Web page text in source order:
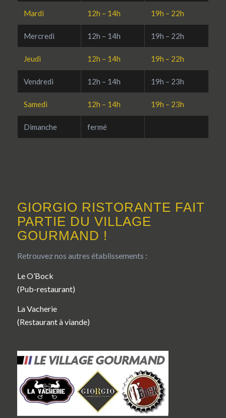
Mardi 12h – 14h 19h – 22h
Mercredi 12h – 14h 19h – 22h
Jeudi 12h – 14h 19h – 22h
Vendredi 12h – 14h 19h – 23h
Samedi 12h – 14h 19h – 23h
Dimanche fermé
GIORGIO RISTORANTE FAIT
PARTIE DU VILLAGE
GOURMAND !
Retrouvez nos autres établissements :
Le O’Bock
(Pub-restaurant)
La Vacherie
(Restaurant à viande)